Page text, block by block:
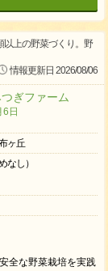
以上の野菜づくり。野
情報更新日 2026/08/06
ぎファーム
日
ヶ丘
なし）
全な野菜栽培を実践